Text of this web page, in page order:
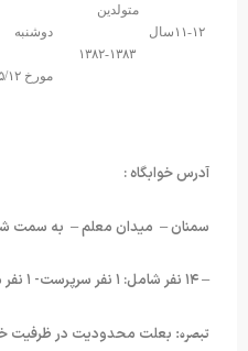
متولدین
مورخ ۱۳۹۴/۵/۱۲
آدرس خوابگاه :
سمنان – میدان معلم – به سمت
– ۱۴ نفر شامل: ۱ نفر سرپرست- ۱ نفر مربی- ۱۱ نفر بازیکن طبق قوانین جدید فینا- ۱ نفر داور رسمی (کارت دار) می باشد.
تبصره: بعلت محدودیت در ظرفیت